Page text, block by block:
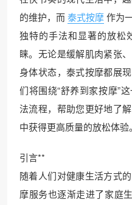
的维护，而 泰式按摩 作为
独特的手法和显著的放松
睐。无论是缓解肌肉紧张
身体状态，泰式按摩都展
们将围绕“舒养到家按摩”
法流程，帮助您更好地了
中获得更高质量的放松体验。
引言**
随着人们对健康生活方式
摩服务也逐渐走进了家庭